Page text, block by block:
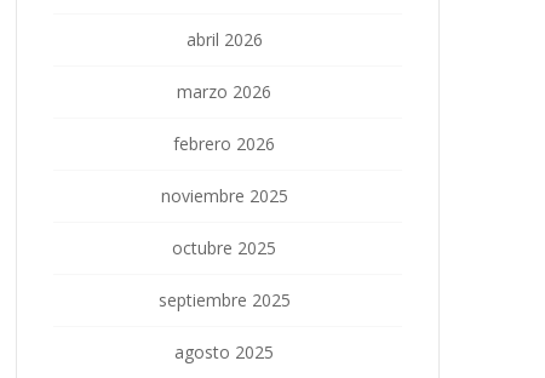
abril 2026
marzo 2026
febrero 2026
noviembre 2025
octubre 2025
septiembre 2025
agosto 2025